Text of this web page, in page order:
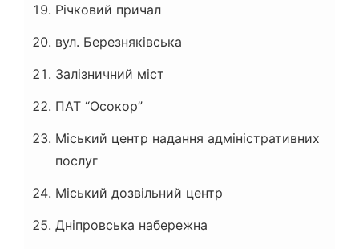
Річковий причал
вул. Березняківська
Залізничний міст
ПАТ “Осокор”
Міський центр надання адміністративних
послуг
Міський дозвільний центр
Дніпровська набережна